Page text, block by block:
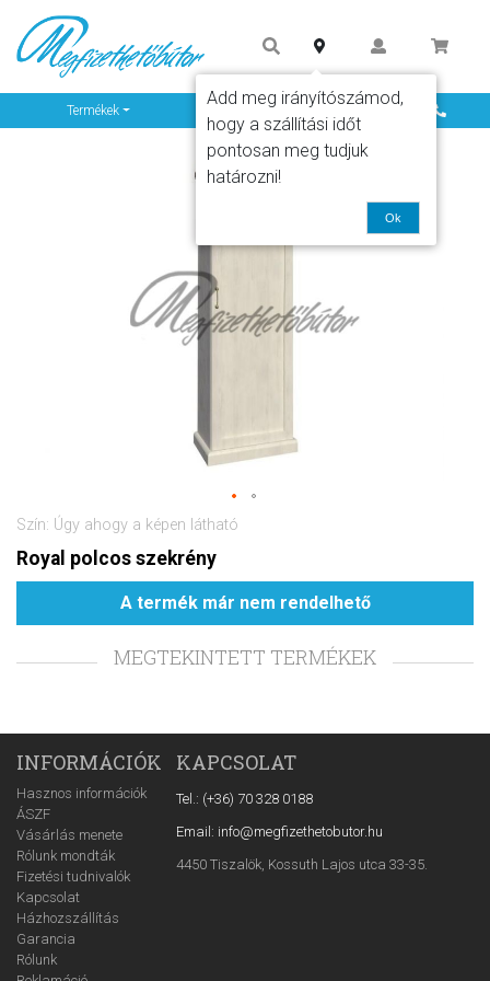
Termékek Info
Szín: Úgy ahogy a képen látható
Royal polcos szekrény
A termék már nem rendelhető
MEGTEKINTETT TERMÉKEK
INFORMÁCIÓK
Hasznos információk
ÁSZF
Vásárlás menete
Rólunk mondták
Fizetési tudnivalók
Kapcsolat
Házhozszállítás
Garancia
Rólunk
KAPCSOLAT
Tel.: (+36) 70 328 0188
Email: info@megfizethetobutor.hu
4450 Tiszalök, Kossuth Lajos utca 33-35.
Add meg irányítószámod,
hogy a szállítási időt
pontosan meg tudjuk
határozni!
Ok